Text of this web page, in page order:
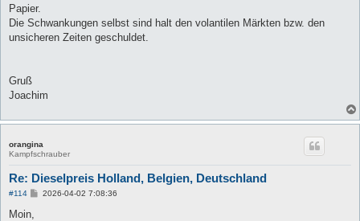
Papier.
Die Schwankungen selbst sind halt den volantilen Märkten bzw. den
unsicheren Zeiten geschuldet.
Gruß
Joachim
orangina
Kampfschrauber
Re: Dieselpreis Holland, Belgien, Deutschland
#114
B2026-04-02 7:08:36
Moin,